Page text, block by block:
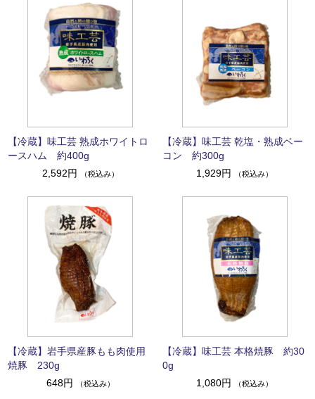
【冷蔵】味工芸 熟成ホワイトロ
ースハム 約400g
2,592円
（税込み）
【冷蔵】味工芸 乾塩・熟成ベー
コン 約300g
1,929円
（税込み）
【冷蔵】岩手県産豚もも肉使用
焼豚 230g
648円
（税込み）
【冷蔵】味工芸 本格焼豚 約30
0g
1,080円
（税込み）